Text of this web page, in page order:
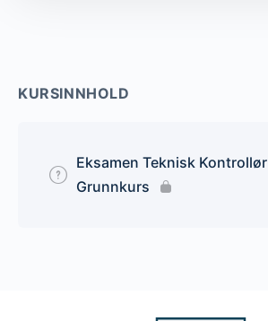
KURSINNHOLD
Eksamen Teknisk Kontrollør
Grunnkurs